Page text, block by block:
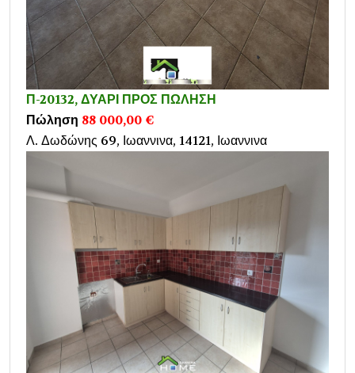
Π-20132, ΔΥΑΡΙ ΠΡΟΣ ΠΩΛΗΣΗ
Πώληση 88 000,00 €
Λ. Δωδώνης 69, Ιωαννινα, 14121, Ιωαννινα